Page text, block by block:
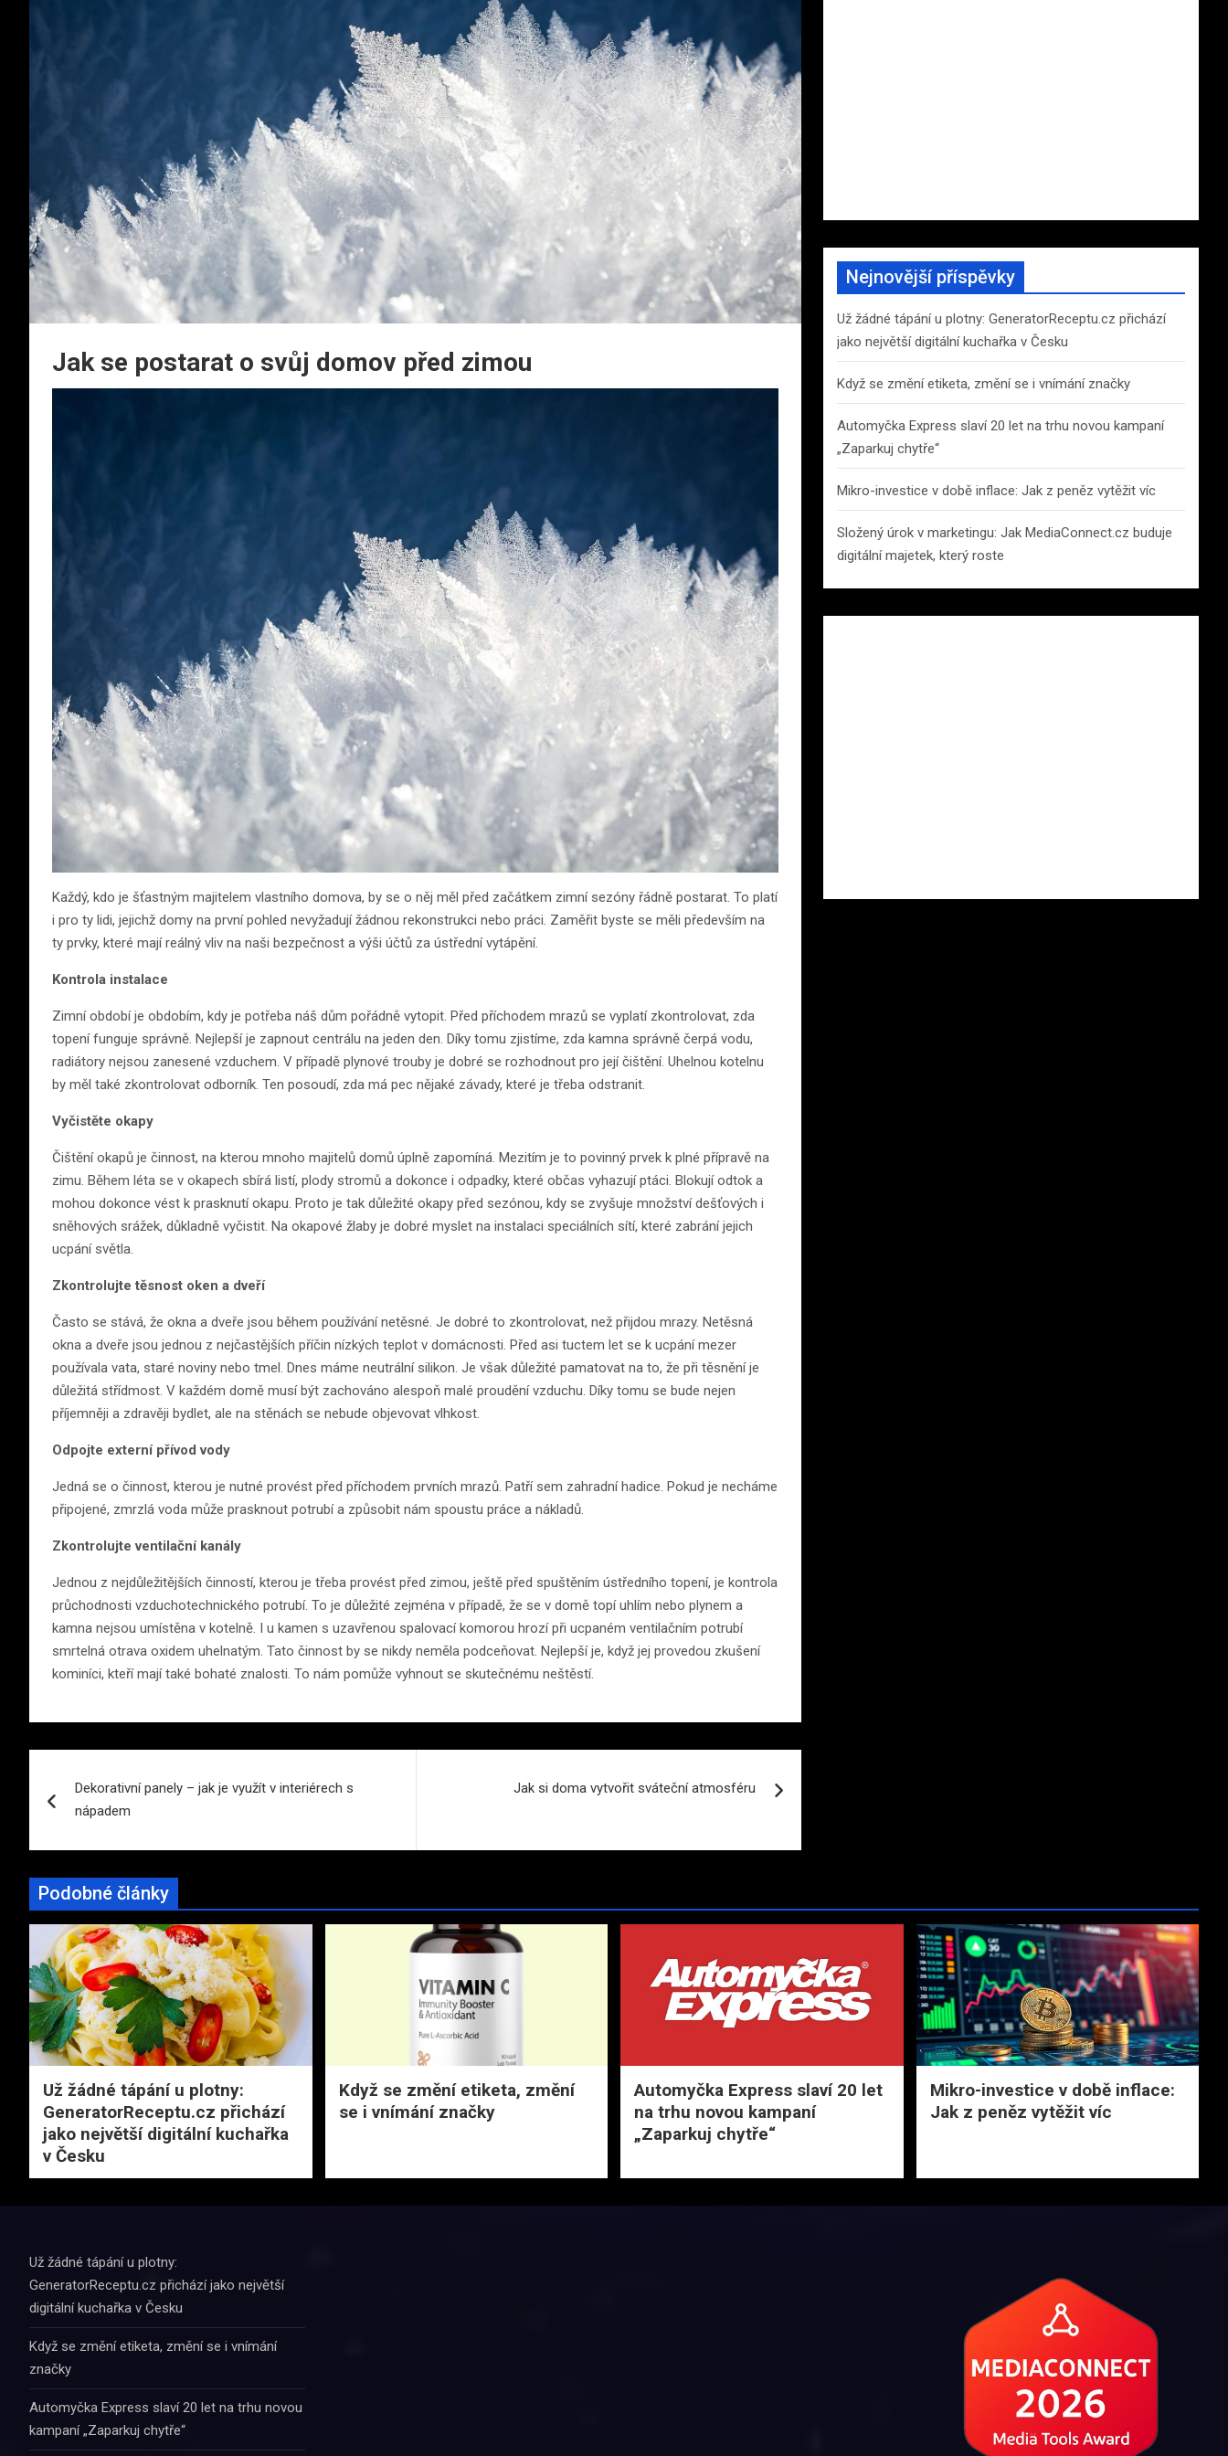
Jak se postarat o svůj domov před zimou
Každý, kdo je šťastným majitelem vlastního domova, by se o něj měl před začátkem zimní sezóny řádně postarat. To platí
i pro ty lidi, jejichž domy na první pohled nevyžadují žádnou rekonstrukci nebo práci. Zaměřit byste se měli především na
ty prvky, které mají reálný vliv na naši bezpečnost a výši účtů za ústřední vytápění.
Kontrola instalace
Zimní období je obdobím, kdy je potřeba náš dům pořádně vytopit. Před příchodem mrazů se vyplatí zkontrolovat, zda
topení funguje správně. Nejlepší je zapnout centrálu na jeden den. Díky tomu zjistíme, zda kamna správně čerpá vodu,
radiátory nejsou zanesené vzduchem. V případě plynové trouby je dobré se rozhodnout pro její čištění. Uhelnou kotelnu
by měl také zkontrolovat odborník. Ten posoudí, zda má pec nějaké závady, které je třeba odstranit.
Vyčistěte okapy
Čištění okapů je činnost, na kterou mnoho majitelů domů úplně zapomíná. Mezitím je to povinný prvek k plné přípravě na
zimu. Během léta se v okapech sbírá listí, plody stromů a dokonce i odpadky, které občas vyhazují ptáci. Blokují odtok a
mohou dokonce vést k prasknutí okapu. Proto je tak důležité okapy před sezónou, kdy se zvyšuje množství dešťových i
sněhových srážek, důkladně vyčistit. Na okapové žlaby je dobré myslet na instalaci speciálních sítí, které zabrání jejich
ucpání světla.
Zkontrolujte těsnost oken a dveří
Často se stává, že okna a dveře jsou během používání netěsné. Je dobré to zkontrolovat, než přijdou mrazy. Netěsná
okna a dveře jsou jednou z nejčastějších příčin nízkých teplot v domácnosti. Před asi tuctem let se k ucpání mezer
používala vata, staré noviny nebo tmel. Dnes máme neutrální silikon. Je však důležité pamatovat na to, že při těsnění je
důležitá střídmost. V každém domě musí být zachováno alespoň malé proudění vzduchu. Díky tomu se bude nejen
příjemněji a zdravěji bydlet, ale na stěnách se nebude objevovat vlhkost.
Odpojte externí přívod vody
Jedná se o činnost, kterou je nutné provést před příchodem prvních mrazů. Patří sem zahradní hadice. Pokud je necháme
připojené, zmrzlá voda může prasknout potrubí a způsobit nám spoustu práce a nákladů.
Zkontrolujte ventilační kanály
Jednou z nejdůležitějších činností, kterou je třeba provést před zimou, ještě před spuštěním ústředního topení, je kontrola
průchodnosti vzduchotechnického potrubí. To je důležité zejména v případě, že se v domě topí uhlím nebo plynem a
kamna nejsou umístěna v kotelně. I u kamen s uzavřenou spalovací komorou hrozí při ucpaném ventilačním potrubí
smrtelná otrava oxidem uhelnatým. Tato činnost by se nikdy neměla podceňovat. Nejlepší je, když jej provedou zkušení
kominíci, kteří mají také bohaté znalosti. To nám pomůže vyhnout se skutečnému neštěstí.
pro
příspěvek
Dekorativní panely – jak je využít v interiérech s
nápadem
Jak si doma vytvořit sváteční atmosféru
Nejnovější příspěvky
Už žádné tápání u plotny: GeneratorReceptu.cz přichází
jako největší digitální kuchařka v Česku
Když se změní etiketa, změní se i vnímání značky
Automyčka Express slaví 20 let na trhu novou kampaní
„Zaparkuj chytře“
Mikro-investice v době inflace: Jak z peněz vytěžit víc
Složený úrok v marketingu: Jak MediaConnect.cz buduje
digitální majetek, který roste
Podobné články
Už žádné tápání u plotny:
GeneratorReceptu.cz přichází
jako největší digitální kuchařka
v Česku
Když se změní etiketa, změní
se i vnímání značky
Automyčka Express slaví 20 let
na trhu novou kampaní
„Zaparkuj chytře“
Mikro-investice v době inflace:
Jak z peněz vytěžit víc
Už žádné tápání u plotny:
GeneratorReceptu.cz přichází jako největší
digitální kuchařka v Česku
Když se změní etiketa, změní se i vnímání
značky
Automyčka Express slaví 20 let na trhu novou
kampaní „Zaparkuj chytře“